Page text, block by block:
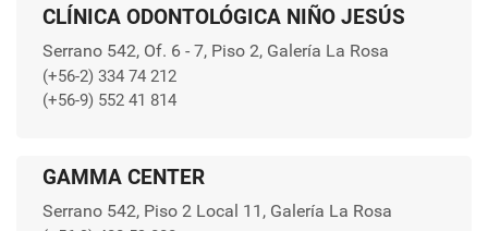
CLÍNICA ODONTOLÓGICA NIÑO JESÚS
Serrano 542, Of. 6 - 7, Piso 2, Galería La Rosa
(+56-2) 334 74 212
(+56-9) 552 41 814
GAMMA CENTER
Serrano 542, Piso 2 Local 11, Galería La Rosa